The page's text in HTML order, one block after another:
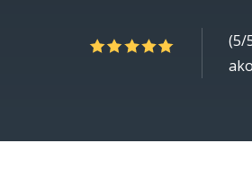
(5/